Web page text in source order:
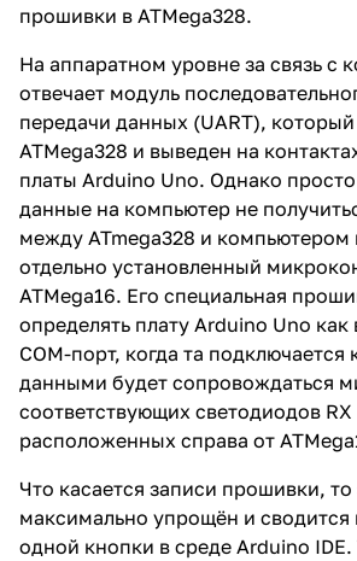
прошивки в ATMega328.
На аппаратном уровне за связь с
отвечает модуль
передачи данных (UART),
ATMega328 и выведен на
платы Arduino Uno. Однако
данные на компьютер не
между ATmega328 и компьютером
отдельно установленный
ATMega16. Его специальная
определять плату Arduino Uno как
СОМ-порт, когда та
данными будет сопровождаться
соответствующих светодиодов RX
расположенных справа от
Что касается записи прошивки, то
максимально упрощён и сводится
одной кнопки в среде Arduino IDE.